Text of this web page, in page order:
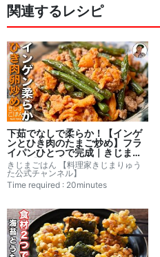
関連するレシピ
下茹でなしで柔らか！【インゲ
ンとひき肉のたまご炒め】フラ
イパンひとつで完成｜きじまご
はん 【料理家きじまりゅうた公
式チャンネル】さんのレシピ書
き起こし
きじまごはん 【料理家きじまりゅう
た公式チャンネル】
Time required : 20minutes